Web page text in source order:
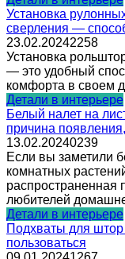
Установка
сверления —
23.02.20242258
Установка
— это удобный
комфорта в своем
Детали в интерьере
Белый налет на
причина
13.02.20240239
Если вы заметили
комнатных
распространенная
любителей
Детали в интерьере
Подхваты для
пользоваться